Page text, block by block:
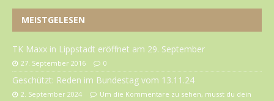
MEISTGELESEN
TK Maxx in Lippstadt eröffnet am 29. September
27. September 2016 0
Geschützt: Reden im Bundestag vom 13.11.24
2. September 2024
Um die Kommentare zu sehen, musst du dein